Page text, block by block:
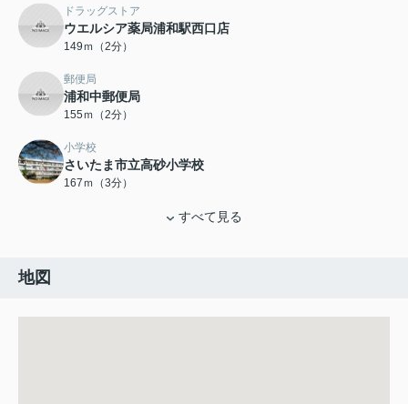
ドラッグストア
ウエルシア薬局浦和駅西口店
149ｍ（2分）
郵便局
浦和中郵便局
155ｍ（2分）
小学校
さいたま市立高砂小学校
167ｍ（3分）
すべて見る
地図